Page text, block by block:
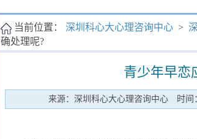
当前位置： 深圳科心大心理咨询中心 >
确处理呢?
青少年早恋
来源：深圳科心大心理咨询中心 时间